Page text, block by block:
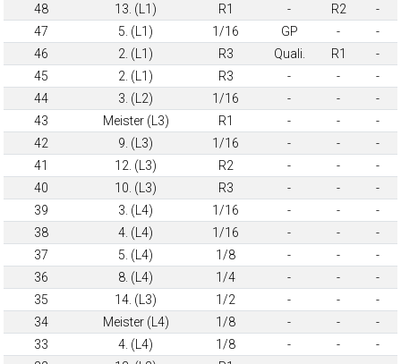
48
13. (L1) R1 - R2
-
47
5. (L1) 1/16 GP -
-
46
2. (L1) R3 Quali. R1
-
45
2. (L1) R3 - -
-
44
3. (L2) 1/16 - -
-
43
Meister (L3) R1 - -
-
42
9. (L3) 1/16 - -
-
41
12. (L3) R2 - -
-
40
10. (L3) R3 - -
-
39
3. (L4) 1/16 - -
-
38
4. (L4) 1/16 - -
-
37
5. (L4) 1/8 - -
-
36
8. (L4) 1/4 - -
-
35
14. (L3) 1/2 - -
-
34
Meister (L4) 1/8 - -
-
33
4. (L4) 1/8 - -
-